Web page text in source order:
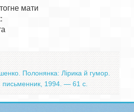
мати
Полонянка: Лірика й гумор.
письменник, 1994. — 61 с.